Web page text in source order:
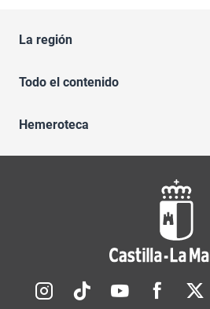
La región
Todo el contenido
Hemeroteca
Redes sociales JCCM